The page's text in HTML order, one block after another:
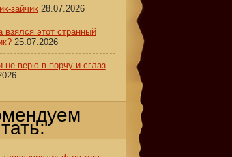
зайчик 28.07.2026
взялся этот странный
25.07.2026
не верю в порчу и сглаз